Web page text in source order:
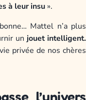
à leur insu ».
Mattel n’a plus
un jouet intelligent.
privée de nos chères
l’univers